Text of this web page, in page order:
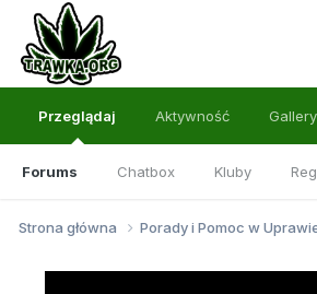
Przeglądaj
Forums Chatbox Kluby
Aktywność Gallery
Strona główna Porady i Pomoc w